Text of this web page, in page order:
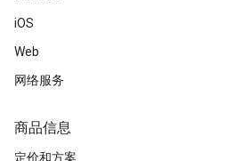
iOS
Web
网络服务
商品信息
定价和方案